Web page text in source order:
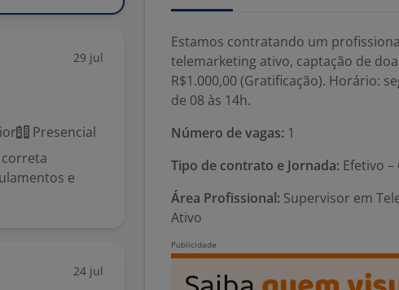
29 jul
Presencial
e
24 jul
Estamos contratando um
telemarketing ativo, captação de
R$1.000,00 (Gratificação). Horário:
de 08 às 14h.
Número de vagas: 1
Tipo de contrato e Jornada: Efetivo
Área Profissional: Supervisor em
Ativo